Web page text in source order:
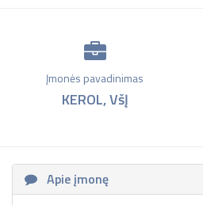
Įmonės pavadinimas
KEROL, VšĮ
Apie įmonę